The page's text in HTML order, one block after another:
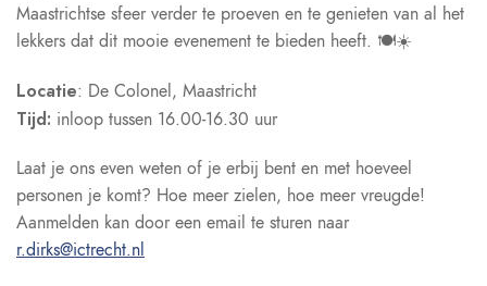
Maastrichtse sfeer verder te proeven en te genieten van al het
lekkers dat dit mooie evenement te bieden heeft. 🍽️☀️
Locatie: De Colonel, Maastricht
Tijd: inloop tussen 16.00-16.30 uur
Laat je ons even weten of je erbij bent en met hoeveel
personen je komt? Hoe meer zielen, hoe meer vreugde!
Aanmelden kan door een email te sturen naar
r.dirks@ictrecht.nl